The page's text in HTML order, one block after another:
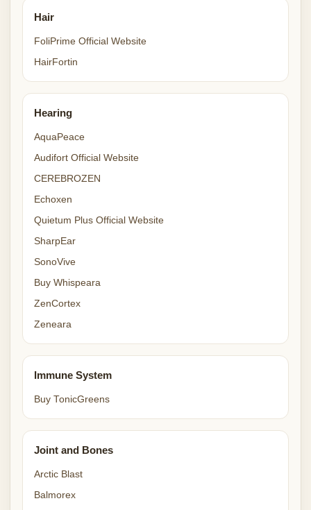
Hair
FoliPrime Official Website
HairFortin
Hearing
AquaPeace
Audifort Official Website
CEREBROZEN
Echoxen
Quietum Plus Official Website
SharpEar
SonoVive
Buy Whispeara
ZenCortex
Zeneara
Immune System
Buy TonicGreens
Joint and Bones
Arctic Blast
Balmorex